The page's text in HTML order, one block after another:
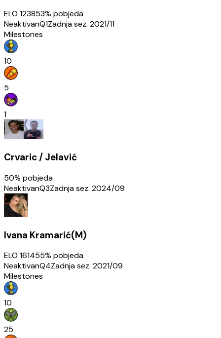
ELO 123853% pobjeda
NeaktivanQ1Zadnja sez. 2021/11
Milestones
10
5
1
Crvaric / Jelavić
50% pobjeda
NeaktivanQ3Zadnja sez. 2024/09
Ivana Kramarić(M)
ELO 161455% pobjeda
NeaktivanQ4Zadnja sez. 2021/09
Milestones
10
25